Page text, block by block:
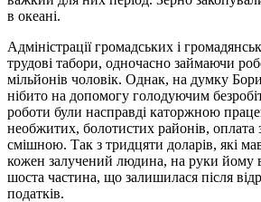
в океані.
Адміністрації громадських і
трудові табори, одночасно займаючи
мільйонів чоловік. Однак, на думку
нібито на допомогу голодуючим
роботи були насправді каторжною
необжитих, болотистих районів, оплата
смішною. Так з тридцяти доларів, які
кожен залучений людина, на руки йому
шоста частина, що залишилася після
податків.